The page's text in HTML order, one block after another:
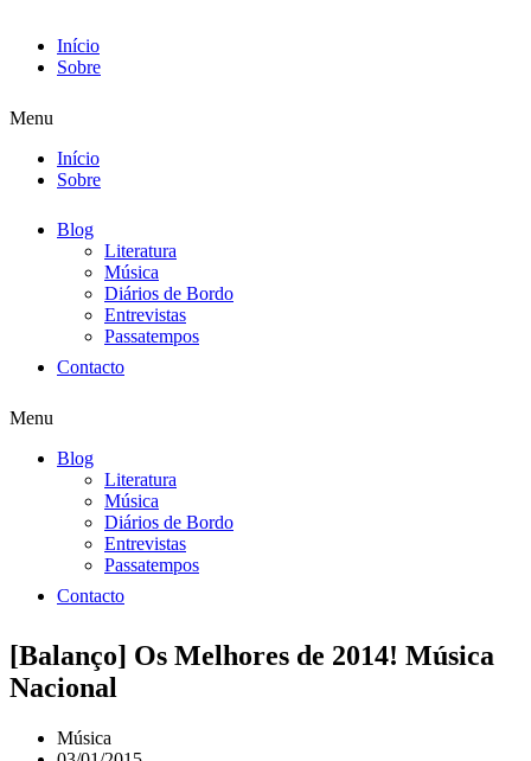
Início
Sobre
Menu
Início
Sobre
Blog
Literatura
Música
Diários de Bordo
Entrevistas
Passatempos
Contacto
Menu
Blog
Literatura
Música
Diários de Bordo
Entrevistas
Passatempos
Contacto
[Balanço] Os Melhores de 2014! Música
Nacional
Música